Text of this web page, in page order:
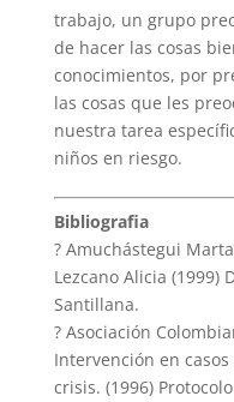
trabajo, un grupo
de hacer las cosas
conocimientos, por
las cosas que les
nuestra tarea
niños en riesgo.
Bibliografia
? Amuchástegui
Lezcano Alicia (1999)
Santillana.
? Asociación
Intervención en
crisis. (1996)